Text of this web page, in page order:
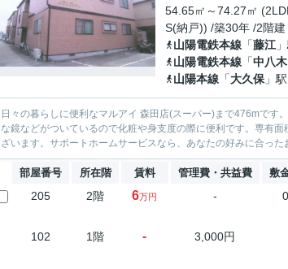
54.65㎡～74.27㎡
S(納戸)) /築30年 /2階建
山陽電鉄本線 「藤江
山陽電鉄本線 「中八木
山陽本線 「大久保 」
日々の暮らしに便利なマルアイ 森田店(スーパー)まで476mです
な鏡などがついているので化粧や身支度の際に便利です。専有
ざいます。サポートホームサービスなら、あなたの好みに合っ
部屋番号 所在階 賃料 管理費・共益費 敷
205 2階 6万円 -
102 1階 - 3,000円